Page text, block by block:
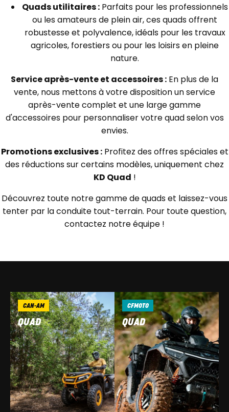
Quads utilitaires :Parfaits pour les professionnels
ou les amateurs de plein air, ces quads offrent
robustesse et polyvalence, idéals pour les travaux
agricoles, forestiers ou pour les loisirs en pleine
nature.
Service après-vente et accessoires : En plus de la
vente, nous mettons à votre disposition un service
après-vente complet et une large gamme
d'accessoires pour personnaliser votre quad selon vos
envies.
Promotions exclusives :Profitez des offres spéciales et
des réductions sur certains modèles, uniquement chez
KD Quad !
Découvrez toute notre gamme de quads et laissez-vous
tenter par la conduite tout-terrain. Pour toute question,
contactez notre équipe !
CAN-AM
QUAD
CFMOTO
QUAD